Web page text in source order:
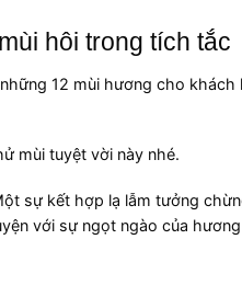
hôi trong tích tắc
12 mùi hương cho khách
mùi tuyệt vời này nhé.
sự kết hợp lạ lẫm tưởng
với sự ngọt ngào của